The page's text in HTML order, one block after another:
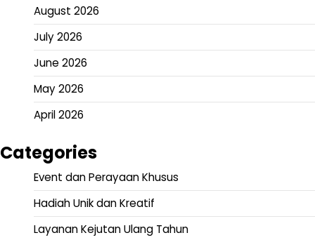
August 2026
July 2026
June 2026
May 2026
April 2026
Categories
Event dan Perayaan Khusus
Hadiah Unik dan Kreatif
Layanan Kejutan Ulang Tahun